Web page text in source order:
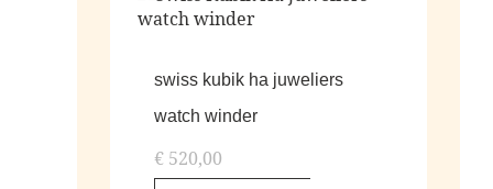
swiss kubik ha juweliers
watch winder
€ 520,00